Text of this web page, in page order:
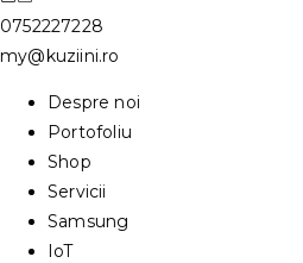
0752227228
my@kuziini.ro
Despre noi
Portofoliu
Shop
Servicii
Samsung
IoT